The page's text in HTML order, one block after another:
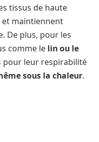
tissus de haute
et maintiennent
De plus, pour les
comme le lin ou le
pour leur respirabilité
sous la chaleur.